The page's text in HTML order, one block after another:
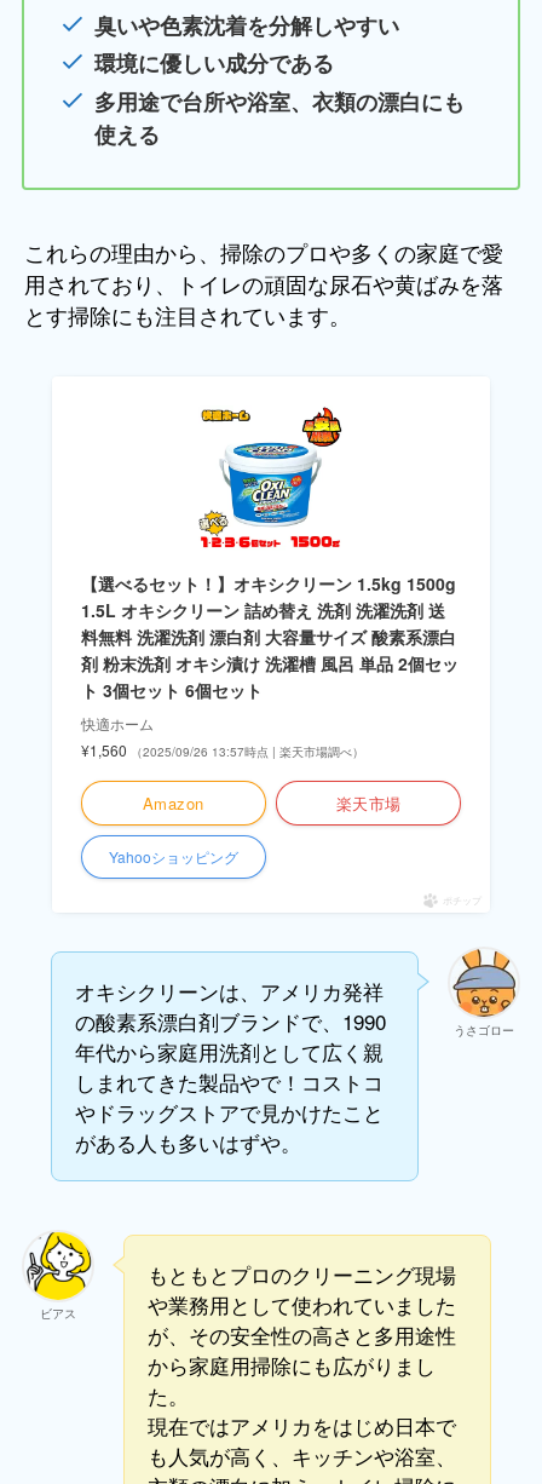
臭いや色素沈着を分解しやすい
環境に優しい成分である
多用途で台所や浴室、衣類の漂白にも
使える
これらの理由から、掃除のプロや多くの家庭で愛
用されており、トイレの頑固な尿石や黄ばみを落
とす掃除にも注目されています。
【選べるセット！】オキシクリーン 1.5kg 1500g
1.5L オキシクリーン 詰め替え 洗剤 洗濯洗剤 送
料無料 洗濯洗剤 漂白剤 大容量サイズ 酸素系漂白
剤 粉末洗剤 オキシ漬け 洗濯槽 風呂 単品 2個セッ
ト 3個セット 6個セット
快適ホーム
¥1,560
（2025/09/26 13:57時点 | 楽天市場調べ）
Amazon 楽天市場
Yahooショッピング
ポチップ
うさゴロー
オキシクリーンは、アメリカ発祥
の酸素系漂白剤ブランドで、1990
年代から家庭用洗剤として広く親
しまれてきた製品やで！コストコ
やドラッグストアで見かけたこと
がある人も多いはずや。
ビアス
もともとプロのクリーニング現場
や業務用として使われていました
が、その安全性の高さと多用途性
から家庭用掃除にも広がりまし
た。
現在ではアメリカをはじめ日本で
も人気が高く、キッチンや浴室、